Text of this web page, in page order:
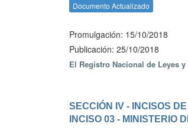
Documento Actualizado
Promulgación: 15/10/2018
Publicación: 25/10/2018
El Registro Nacional de Leyes
SECCIÓN IV - INCISOS
INCISO 03 - MINISTERIO